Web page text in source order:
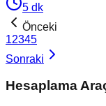
5 dk
Önceki
12345
Sonraki
Hesaplama